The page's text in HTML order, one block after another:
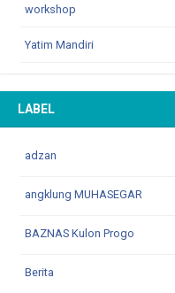
workshop
Yatim Mandiri
LABEL
adzan
angklung MUHASEGAR
BAZNAS Kulon Progo
Berita